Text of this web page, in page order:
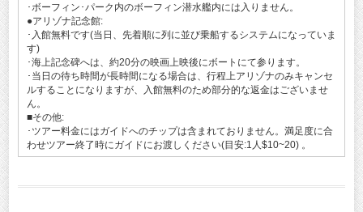
･ボーフィン･パーク内のボーフィン潜水艦内には入りません。
●アリゾナ記念館:
･入館無料です(当日、先着順に列に並び乗船するシステムになっていま
す)
･海上記念碑へは、約20分の映画上映後にボートにて参ります。
･当日の待ち時間が長時間になる場合は、行程上アリゾナのみキャンセ
ルすることになりますが、入館無料のため部分的な返金はございませ
ん。
■その他:
･ツアー料金にはガイドへのチップは含まれておりません。満足度に合
わせツアー終了時にガイドにお渡しください(目安:1人$10~20) 。